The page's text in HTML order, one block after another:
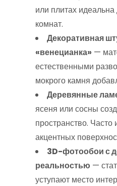
или плитах
комнат.
Декоративная
«венецианка» —
естественными
мокрого камня
Деревянные
ясеня или сосны
пространство. Часто
акцентных
3D-фотообои с
реальностью —
уступают место